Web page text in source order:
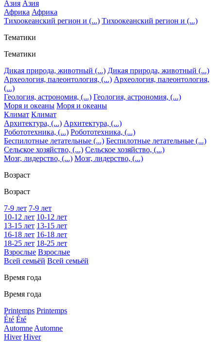
Азия Азия
Африка Африка
Тихоокеанский регион и (...) Тихоокеанский регион и (...)
Тематики
Тематики
Дикая природа, животный (...) Дикая природа, животный (...)
Археология, палеонтология, (...) Археология, палеонтология,
(...)
Геология, астрономия, (...) Геология, астрономия, (...)
Моря и океаны Моря и океаны
Климат Климат
Архитектура, (...) Архитектура, (...)
Робототехника, (...) Робототехника, (...)
Беспилотные летательные (...) Беспилотные летательные (...)
Сельское хозяйство, (...) Сельское хозяйство, (...)
Мозг, лидерство, (...) Мозг, лидерство, (...)
Возраст
Возраст
7-9 лет 7-9 лет
10-12 лет 10-12 лет
13-15 лет 13-15 лет
16-18 лет 16-18 лет
18-25 лет 18-25 лет
Взрослые Взрослые
Всей семьёй Всей семьёй
Время года
Время года
Printemps Printemps
Été Été
AutomneAutomne
Hiver Hiver